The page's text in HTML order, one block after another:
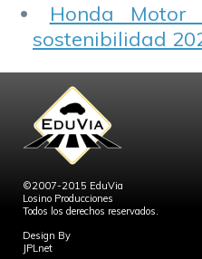
Honda
sostenibilidad
©2007-2015 EduVia
Losino Producciones
Todos los derechos reservados.
Design By
JPLnet